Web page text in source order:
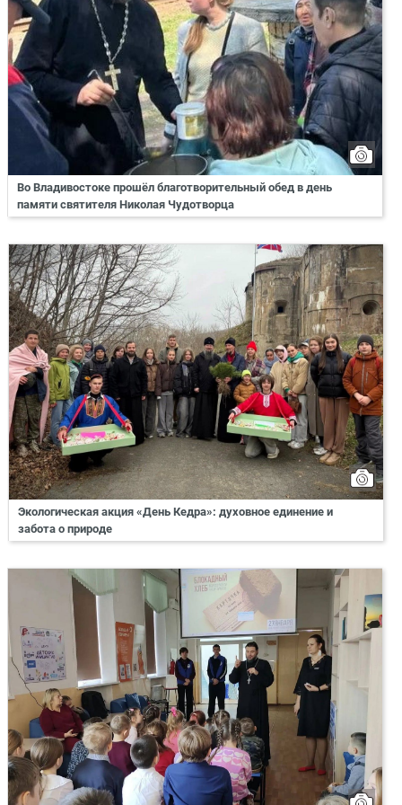
Во Владивостоке прошёл благотворительный обед в день
памяти святителя Николая Чудотворца
Экологическая акция «День Кедра»: духовное единение и
забота о природе